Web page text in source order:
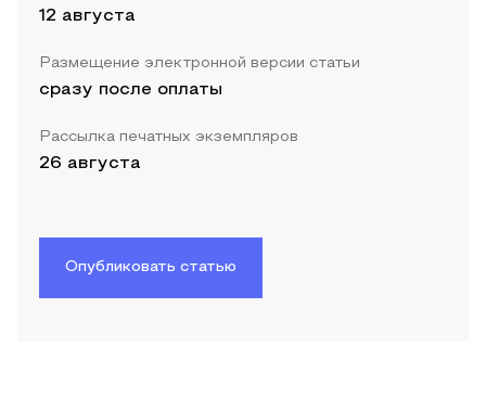
12 августа
Размещение электронной версии статьи
сразу после оплаты
Рассылка печатных экземпляров
26 августа
Опубликовать статью